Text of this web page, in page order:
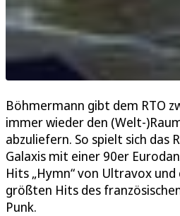
Böhmermann gibt dem RTO
immer wieder den (Welt-
abzuliefern. So spielt sich das
Galaxis mit einer 90er
Hits „Hymn“ von Ultravox
größten Hits des
Punk.